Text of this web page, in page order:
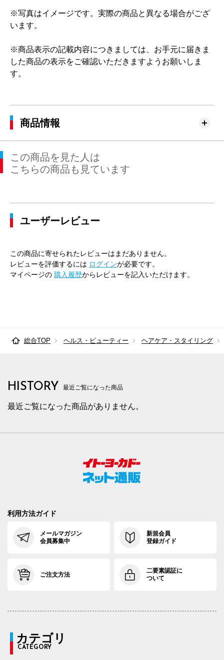
※写真はイメージです。実際の商品と異なる場合がござ
います。
※商品表示の記載内容につきましては、お手元に届きま
した商品の表示をご確認いただきますようお願いしま
す。
商品情報
この商品を見た人は
こちらの商品も見ています
ユーザーレビュー
この商品に寄せられたレビューはまだありません。
レビューを評価するには ログインが必要です。
マイページの 購入履歴からレビューを記入いただけます。
総合TOP ヘルス・ビューティー ヘアケア・スタイリング
HISTORY 最近ご覧になった商品
最近ご覧になった商品がありません。
利用方法ガイド
メールマガジン
会員募集中
新規会員
登録ガイド
ご注文方法
二要素認証に
ついて
カテゴリ
CATEGORY